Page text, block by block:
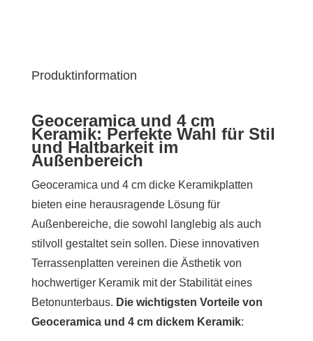
Produktinformation
Geoceramica und 4 cm
Keramik: Perfekte Wahl für Stil
und Haltbarkeit im
Außenbereich
Geoceramica und 4 cm dicke Keramikplatten
bieten eine herausragende Lösung für
Außenbereiche, die sowohl langlebig als auch
stilvoll gestaltet sein sollen. Diese innovativen
Terrassenplatten vereinen die Ästhetik von
hochwertiger Keramik mit der Stabilität eines
Betonunterbaus. Die wichtigsten Vorteile von
Geoceramica und 4 cm dickem Keramik: